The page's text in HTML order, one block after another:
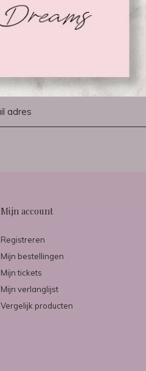
Mijn account
Registreren
Mijn bestellingen
Mijn tickets
Mijn verlanglijst
Vergelijk producten